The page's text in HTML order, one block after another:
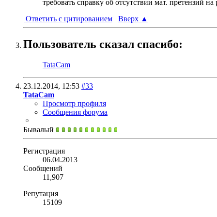
требовать справку об отсутствии мат. претензий на
Ответить с цитированием
Вверх ▲
Пользователь сказал cпасибо:
TataCam
23.12.2014, 12:53 #33
TataCam
Просмотр профиля
Сообщения форума
Бывалый
Регистрация
06.04.2013
Сообщений
11,907
Репутация
15109